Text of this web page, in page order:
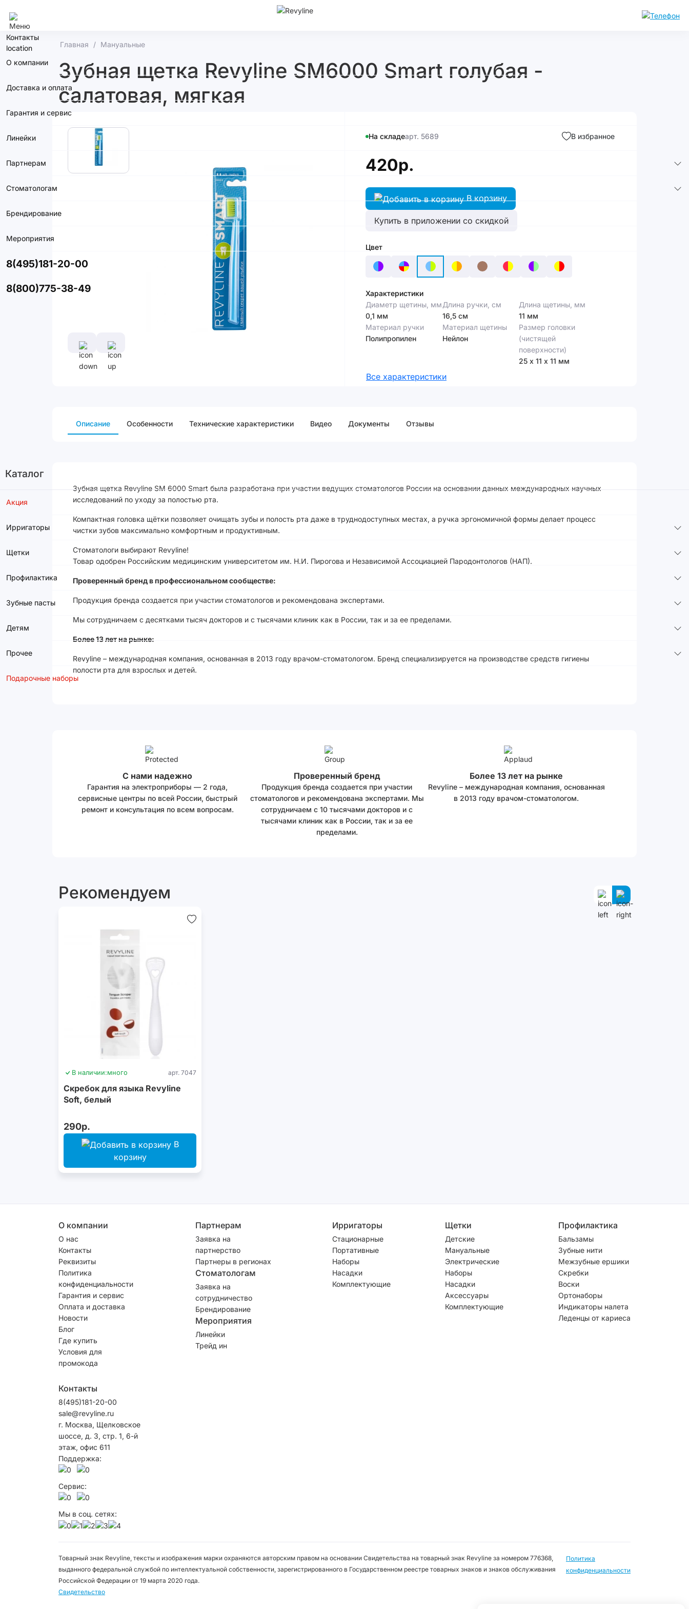
Контакты
О компании
Доставка и оплата
Гарантия и сервис
Линейки
Партнерам
Стоматологам
Брендирование
Мероприятия
8(495)181-20-00
8(800)775-38-49
Каталог
Акция
Ирригаторы
Щетки
Профилактика
Зубные пасты
Детям
Прочее
Подарочные наборы
Главная Мануальные
Зубная щетка Revyline SM6000 Smart голубая -
салатовая, мягкая
На складеарт. 5689 В избранное
420р.
В корзину
Купить в приложении со скидкой
Цвет
Характеристики
Диаметр щетины, мм
0,1 мм
Длина ручки, см
16,5 см
Длина щетины, мм
11 мм
Материал ручки
Полипропилен
Материал щетины
Нейлон
Размер головки
(чистящей
поверхности)
25 х 11 х 11 мм
Все характеристики
Описание Особенности Технические характеристики Видео Документы Отзывы
Зубная щетка Revyline SM 6000 Smart была разработана при участии ведущих стоматологов России на основании данных международных научных
исследований по уходу за полостью рта.
Компактная головка щётки позволяет очищать зубы и полость рта даже в труднодоступных местах, а ручка эргономичной формы делает процесс
чистки зубов максимально комфортным и продуктивным.
Стоматологи выбирают Revyline!
Товар одобрен Российским медицинским университетом им. Н.И. Пирогова и Независимой Ассоциацией Пародонтологов (НАП).
Проверенный бренд в профессиональном сообществе:
Продукция бренда создается при участии стоматологов и рекомендована экспертами.
Мы сотрудничаем с десятками тысяч докторов и с тысячами клиник как в России, так и за ее пределами.
Более 13 лет на рынке:
Revyline – международная компания, основанная в 2013 году врачом-стоматологом. Бренд специализируется на производстве средств гигиены
полости рта для взрослых и детей.
С нами надежно
Гарантия на электроприборы — 2 года,
сервисные центры по всей России, быстрый
ремонт и консультация по всем вопросам.
Проверенный бренд
Продукция бренда создается при участии
стоматологов и рекомендована экспертами. Мы
сотрудничаем с 10 тысячами докторов и с
тысячами клиник как в России, так и за ее
пределами.
Более 13 лет на рынке
Revyline – международная компания, основанная
в 2013 году врачом-стоматологом.
Рекомендуем
В наличии:много арт. 7047
Скребок для языка Revyline
Soft, белый
290р.
В
корзину
О компании
О нас
Контакты
Реквизиты
Политика
конфиденциальности
Гарантия и сервис
Оплата и доставка
Новости
Блог
Где купить
Условия для
промокода
Партнерам
Заявка на
партнерство
Партнеры в регионах
Стоматологам
Заявка на
сотрудничество
Брендирование
Мероприятия
Линейки
Трейд ин
Ирригаторы
Стационарные
Портативные
Наборы
Насадки
Комплектующие
Щетки
Детские
Мануальные
Электрические
Наборы
Насадки
Аксессуары
Комплектующие
Профилактика
Бальзамы
Зубные нити
Межзубные ершики
Скребки
Воски
Ортонаборы
Индикаторы налета
Леденцы от кариеса
Контакты
8(495)181-20-00
sale@revyline.ru
г. Москва, Щелковское
шоссе, д. 3, стр. 1, 6-й
этаж, офис 611
Поддержка:
Сервис:
Мы в соц. сетях:
Товарный знак Revyline, тексты и изображения марки охраняются авторским правом на основании Свидетельства на товарный знак Revyline за номером 776368,
выданного федеральной службой по интеллектуальной собственности, зарегистрированного в Государственном реестре товарных знаков и знаков обслуживания
Российской Федерации от 19 марта 2020 года.
Свидетельство
Политика
конфиденциальности